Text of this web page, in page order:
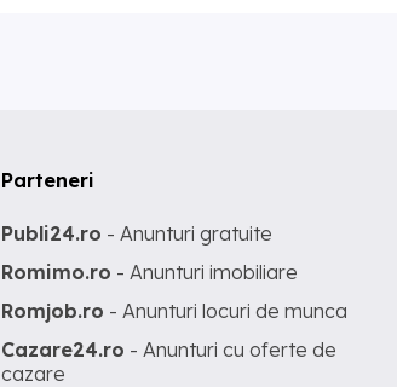
Parteneri
Publi24.ro - Anunturi gratuite
Romimo.ro - Anunturi imobiliare
Romjob.ro - Anunturi locuri de munca
Cazare24.ro - Anunturi cu oferte de
cazare